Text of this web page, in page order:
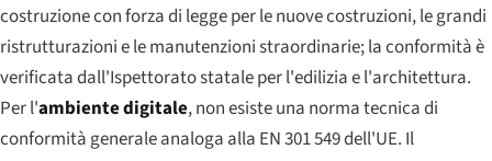
costruzione con forza di legge per le nuove costruzioni, le grandi
ristrutturazioni e le manutenzioni straordinarie; la conformità è
verificata dall'Ispettorato statale per l'edilizia e l'architettura.
Per l'ambiente digitale, non esiste una norma tecnica di
conformità generale analoga alla EN 301 549 dell'UE. Il